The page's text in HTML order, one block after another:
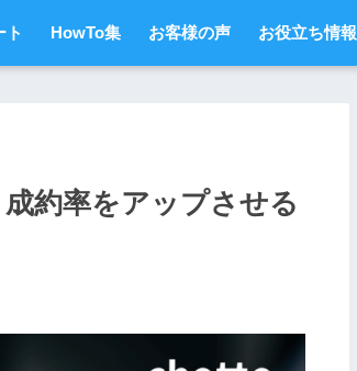
ト HowTo集 お客様の声 お役立ち情報
約率をアップさせる